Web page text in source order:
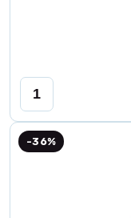
-36%